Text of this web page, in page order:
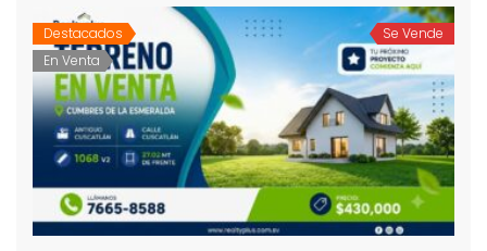
Destacados
En Venta
Se Vende